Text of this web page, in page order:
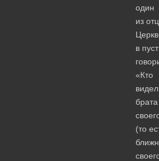
один
из
в
«Кто
видел
брата
(то